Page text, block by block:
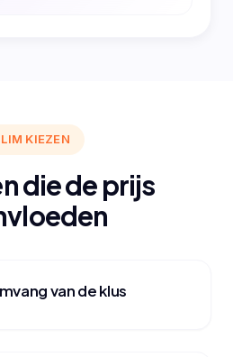
KIEZEN
die de prijs
van de klus